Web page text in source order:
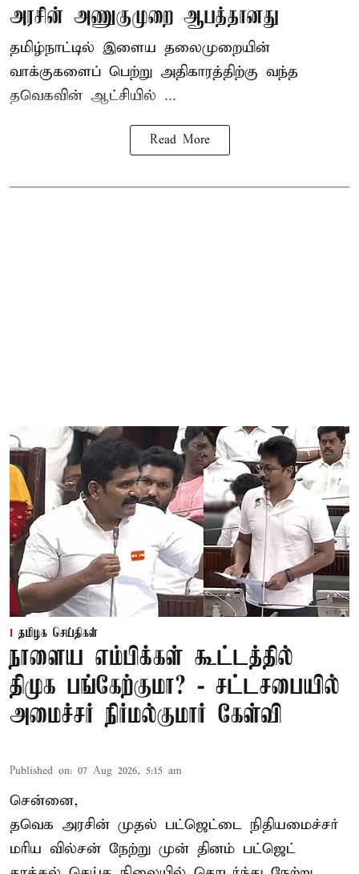
அரசின் அணுகுமுறை ஆபத்தானது
தமிழ்நாட்டில் இளைய தலைமுறையின்
வாக்குகளைப் பெற்று அதிகாரத்திற்கு வந்த
தவெகவின் ஆட்சியில் ...
Read More
தமிழக செய்திகள்
நாளைய எம்பிக்கள் கூட்டத்தில்
திமுக பங்கேற்குமா? - சட்டசபையில்
அமைச்சர் நிர்மல்குமார் கேள்வி
Published on: 07 Aug 2026, 5:15 am
சென்னை,
தவெக அரசின் முதல் பட்ஜெட்டை நிதியமைச்சர்
மரிய வில்சன் நேற்று முன் தினம் பட்ஜெட்